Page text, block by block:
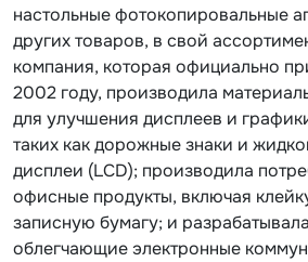
настольные фотокопировальные
других товаров, в свой
компания, которая официально
2002 году, производила
для улучшения дисплеев и
таких как дорожные знаки и
дисплеи (LCD); производила
офисные продукты, включая
записную бумагу; и
облегчающие электронные